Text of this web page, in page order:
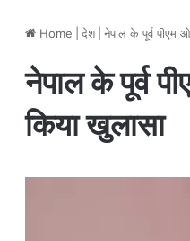
Home देश नेपाल के पूर्व पीएम
नेपाल के पूर्व
किया खुलासा